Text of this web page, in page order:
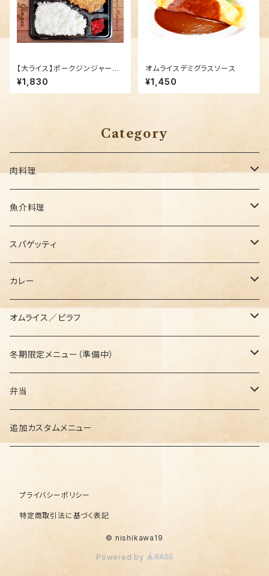
【大ライス】ポークジンジャー弁
当
¥1,830
オムライスデミグラスソース
¥1,450
Category
肉料理
セットメニュー
魚介料理
セットメニュー
スパゲッティ
セットメニュー
カレー
セットメニュー
オムライス／ピラフ
セットメニュー
冬期限定メニュー（準備中）
セットメニュー
弁当
セットメニュー
追加カスタムメニュー
プライバシーポリシー
特定商取引法に基づく表記
© nishikawa19
Powered by